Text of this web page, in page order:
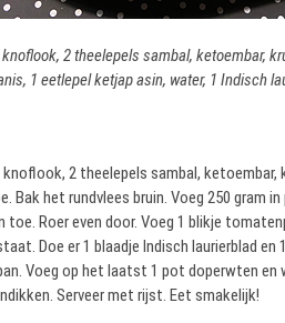
2 theelepels sambal, ketoembar,
1 eetlepel ketjap asin, water, 1 Indisch
2 theelepels sambal, ketoembar,
Bak het rundvlees bruin. Voeg 250 gram
Roer even door. Voeg 1 blikje
Doe er 1 blaadje Indisch laurierblad en
Voeg op het laatst 1 pot doperwten
Serveer met rijst. Eet smakelijk!